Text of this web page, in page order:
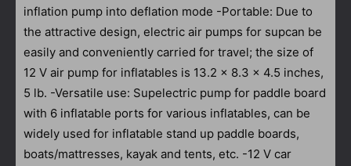
inflation pump into deflation mode -Portable: Due to
the attractive design, electric air pumps for supcan be
easily and conveniently carried for travel; the size of
12 V air pump for inflatables is 13.2 x 8.3 x 4.5 inches,
5 lb. -Versatile use: Supelectric pump for paddle board
with 6 inflatable ports for various inflatables, can be
widely used for inflatable stand up paddle boards,
boats/mattresses, kayak and tents, etc. -12 V car